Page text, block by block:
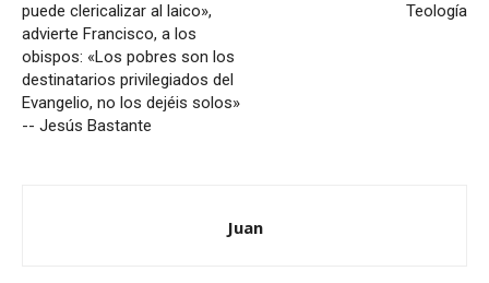
puede clericalizar al laico»,
advierte Francisco, a los
obispos: «Los pobres son los
destinatarios privilegiados del
Evangelio, no los dejéis solos»
-- Jesús Bastante
Teología
Juan